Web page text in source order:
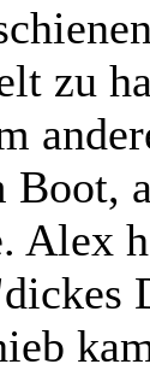
zu
Alex